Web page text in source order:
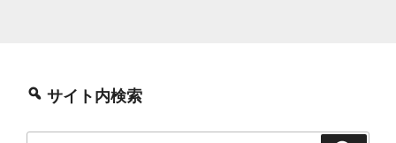
サイト内検索